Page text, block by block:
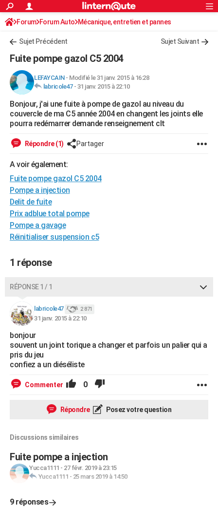
ACTUALITÉS
Politique
Société
Faits Divers
Education
Monde
Villes
+
FINANCE
Retraite
Impôts
Epargne
Immobilier
Risques naturels par ville
Banque
Assurance
Crédit
AUTO
Essais
Réserver un essai
Citadines
Berlines
SUV
Forum auto
+HIGH-TECH
Mobiles
Meilleur smartphone
Internet
Ordinateurs
Jeux vidéo
Guide high-tech
+
Forum
Aménagement intérieur
Extérieur
Cuisine
Salle de bains
Jardinage
Rangement
WEEK-END
Guides de France
Escapades
Patrimoine
Expositions
Musées
Week-end nature
+LIFESTYLE
Art de vivre
Bien-être
Loisirs
Mode
Modes de vie
SANTE
Alimentation
Guide de la santé
Maladies
Médicaments
Sommeil
VOYAGE
Destinations
City break
Voyage nature
Voyage de noces
Forum
Climat
+PHOTO
BONS PLANS
CARTE DE VOEUX
Carte de Noël
Carte Bonne année
Carte Saint-Valentin
Carte Pâques
Carte d'anniversaire
DICTIONNAIRE
Dictionnaire
Biographies
Citations
Expressions
Proverbes
COPAINS D'AVANT
S'inscrire
Se connecter
Lycées
Collèges
Primaires
Universités
Entreprises
Service militaire
Avis de recherche
AVIS DE DÉCÈS
FORUM
Rechercher
S'inscrire
Connexion
Forum Forum Auto Mécanique, entretien et pannes
Sujet Précédent Sujet Suivant
Fuite pompe gazol C5 2004
LEFAYCAIN- Modifié le 31 janv. 2015 à 16:28
labricole47- 31 janv. 2015 à 22:10
Bonjour, j'ai une fuite à pompe de gazol au niveau du
couvercle de ma C5 année 2004 en changent les joints elle
pourra redémarrer demande renseignement clt
Répondre (1) Partager
A voir également:
Fuite pompe gazol C5 2004
Pompe a injection
Delit de fuite
Prix adblue total pompe
Pompe a gavage
Réinitialiser suspension c5
1 réponse
RÉPONSE 1 / 1
labricole47 2 871
31 janv. 2015 à 22:10
bonjour
souvent un joint torique a changer et parfois un palier qui a
pris du jeu
confiez a un diéséliste
Commenter 0
Répondre Posez votre question
Discussions similaires
Fuite pompe a injection
Yucca1111 - 27 févr. 2019 à 23:15
Yucca1111 - 25 mars 2019 à 14:50
9 réponses